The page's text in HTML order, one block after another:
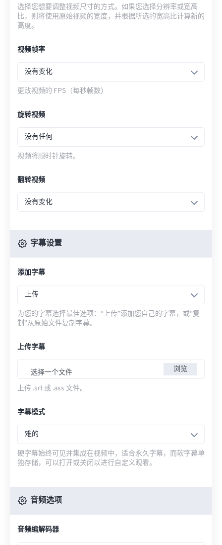
选择您想要调整视频尺寸的方式。如果您选择分辨率或宽高
比，则将使用原始视频的宽度，并根据所选的宽高比计算新的
高度。
视频帧率
没有变化
更改视频的 FPS（每秒帧数）
旋转视频
没有任何
视频将顺时针旋转。
翻转视频
没有变化
字幕设置
添加字幕
上传
为您的字幕选择最佳选项：“上传”添加您自己的字幕，或“复
制”从原始文件复制字幕。
上传字幕
选择一个文件 浏览
上传 .srt 或 .ass 文件。
字幕模式
难的
硬字幕始终可见并集成在视频中，适合永久字幕，而软字幕单
独存储，可以打开或关闭以进行自定义观看。
音频选项
音频编解码器